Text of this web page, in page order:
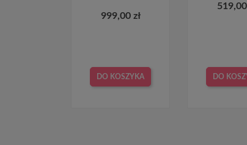
999,00 zł
DO KOSZYKA
519,00
DO